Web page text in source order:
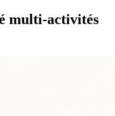
multi-activités